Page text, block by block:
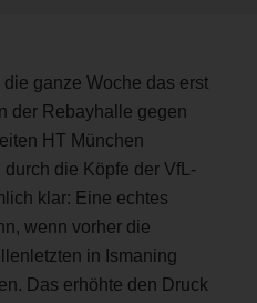
ganze Woche das erst
der Rebayhalle gegen
HT München
die Köpfe der VfL-
klar: Eine echtes
wenn vorher die
in Ismaning
Das erhöhte den Druck